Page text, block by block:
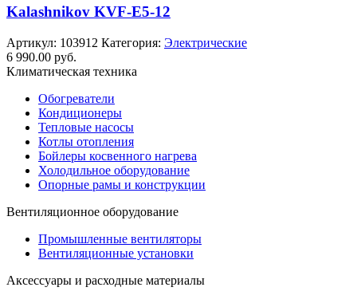
Kalashnikov KVF-E5-12
Артикул: 103912 Категория: Электрические
6 990.00 руб.
Климатическая техника
Обогреватели
Кондиционеры
Тепловые насосы
Котлы отопления
Бойлеры косвенного нагрева
Холодильное оборудование
Опорные рамы и конструкции
Вентиляционное оборудование
Промышленные вентиляторы
Вентиляционные установки
Аксессуары и расходные материалы